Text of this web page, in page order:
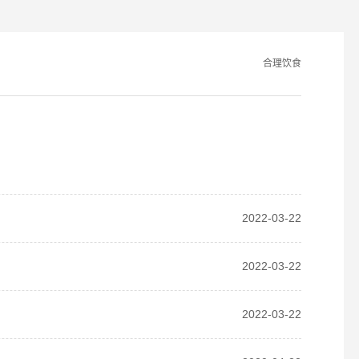
合理饮食
2022-03-22
2022-03-22
2022-03-22